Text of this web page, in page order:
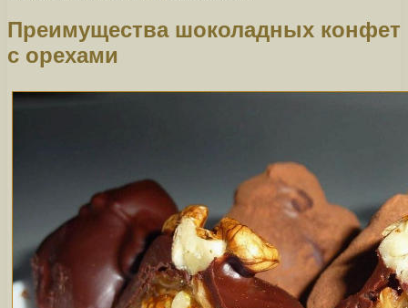
Преимущества шоколадных конфет
с орехами